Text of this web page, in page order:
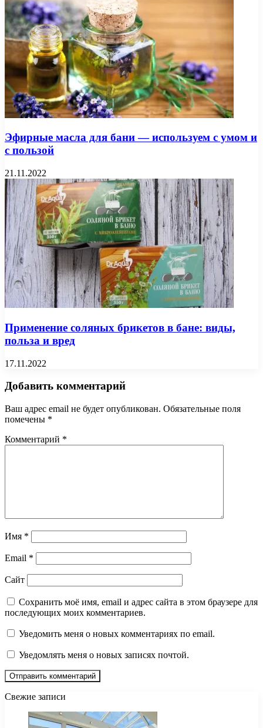
Эфирные масла для бани — используем с умом и
с пользой
21.11.2022
Применение соляных брикетов в бане: виды,
польза и вред
17.11.2022
Добавить комментарий
Ваш адрес email не будет опубликован. Обязательные поля
помечены *
Комментарий *
Имя *
Email *
Сайт
Сохранить моё имя, email и адрес сайта в этом браузере для
последующих моих комментариев.
Уведомить меня о новых комментариях по email.
Уведомлять меня о новых записях почтой.
Свежие записи